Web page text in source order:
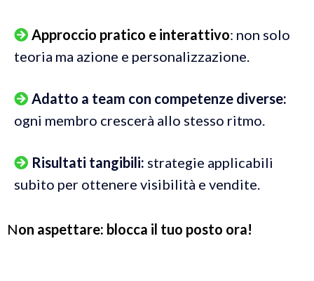
Approccio pratico e interattivo: non solo
teoria ma azione e personalizzazione.
Adatto a team con competenze diverse:
ogni membro crescerà allo stesso ritmo.
Risultati tangibili: strategie applicabili
subito per ottenere visibilità e vendite.
Non aspettare: blocca il tuo posto ora!